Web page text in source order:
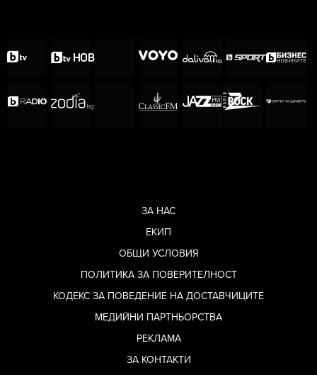
ЗА НАС
ЕКИП
ОБЩИ УСЛОВИЯ
ПОЛИТИКА ЗА ПОВЕРИТЕЛНОСТ
КОДЕКС ЗА ПОВЕДЕНИЕ НА ДОСТАВЧИЦИТЕ
МЕДИЙНИ ПАРТНЬОРСТВА
РЕКЛАМА
ЗА КОНТАКТИ